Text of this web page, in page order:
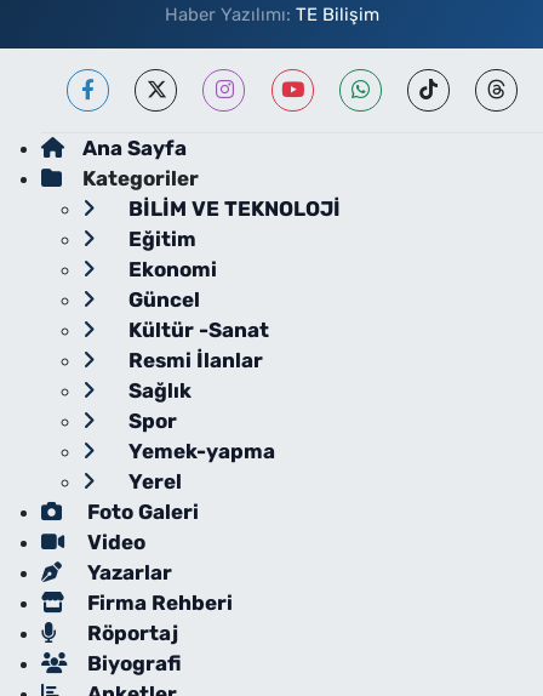
Haber Yazılımı: TE Bilişim
Ana Sayfa
Kategoriler
BİLİM VE TEKNOLOJİ
Eğitim
Ekonomi
Güncel
Kültür -Sanat
Resmi İlanlar
Sağlık
Spor
Yemek-yapma
Yerel
Foto Galeri
Video
Yazarlar
Firma Rehberi
Röportaj
Biyografi